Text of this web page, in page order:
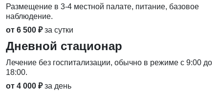
Размещение в 3-4 местной палате, питание, базовое
наблюдение.
от 6 500 ₽ за сутки
Дневной стационар
Лечение без госпитализации, обычно в режиме с 9:00 до
18:00.
от 4 000 ₽ за день